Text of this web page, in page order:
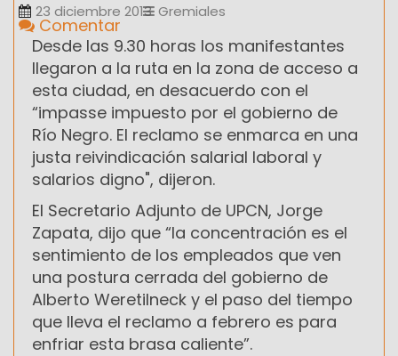
23 diciembre 2013 Gremiales
Comentar
Desde las 9.30 horas los manifestantes
llegaron a la ruta en la zona de acceso a
esta ciudad, en desacuerdo con el
“impasse impuesto por el gobierno de
Río Negro. El reclamo se enmarca en una
justa reivindicación salarial laboral y
salarios digno", dijeron.
El Secretario Adjunto de UPCN, Jorge
Zapata, dijo que “la concentración es el
sentimiento de los empleados que ven
una postura cerrada del gobierno de
Alberto Weretilneck y el paso del tiempo
que lleva el reclamo a febrero es para
enfriar esta brasa caliente”.